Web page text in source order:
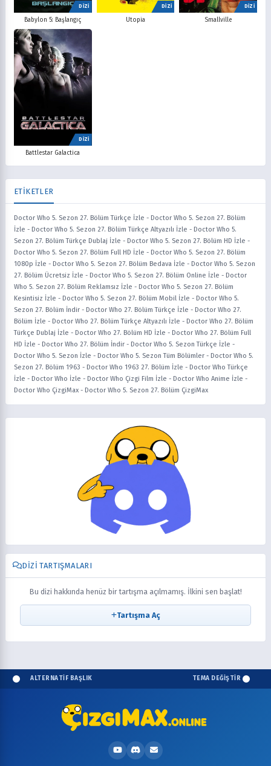
DİZİ
Babylon 5: Başlangıç
DİZİ
Utopia
DİZİ
Smallville
DİZİ
Battlestar Galactica
ETİKETLER
Doctor Who 5. Sezon 27. Bölüm Türkçe İzle - Doctor Who 5. Sezon 27. Bölüm
İzle - Doctor Who 5. Sezon 27. Bölüm Türkçe Altyazılı İzle - Doctor Who 5.
Sezon 27. Bölüm Türkçe Dublaj İzle - Doctor Who 5. Sezon 27. Bölüm HD İzle -
Doctor Who 5. Sezon 27. Bölüm Full HD İzle - Doctor Who 5. Sezon 27. Bölüm
1080p İzle - Doctor Who 5. Sezon 27. Bölüm Bedava İzle - Doctor Who 5. Sezon
27. Bölüm Ücretsiz İzle - Doctor Who 5. Sezon 27. Bölüm Online İzle - Doctor
Who 5. Sezon 27. Bölüm Reklamsız İzle - Doctor Who 5. Sezon 27. Bölüm
Kesintisiz İzle - Doctor Who 5. Sezon 27. Bölüm Mobil İzle - Doctor Who 5.
Sezon 27. Bölüm İndir - Doctor Who 27. Bölüm Türkçe İzle - Doctor Who 27.
Bölüm İzle - Doctor Who 27. Bölüm Türkçe Altyazılı İzle - Doctor Who 27. Bölüm
Türkçe Dublaj İzle - Doctor Who 27. Bölüm HD İzle - Doctor Who 27. Bölüm Full
HD İzle - Doctor Who 27. Bölüm İndir - Doctor Who 5. Sezon Türkçe İzle -
Doctor Who 5. Sezon İzle - Doctor Who 5. Sezon Tüm Bölümler - Doctor Who 5.
Sezon 27. Bölüm 1963 - Doctor Who 1963 27. Bölüm İzle - Doctor Who Türkçe
İzle - Doctor Who İzle - Doctor Who Çizgi Film İzle - Doctor Who Anime İzle -
Doctor Who ÇizgiMax - Doctor Who 5. Sezon 27. Bölüm ÇizgiMax
DIZI TARTIŞMALARI
Bu dizi hakkında henüz bir tartışma açılmamış. İlkini sen başlat!
Tartışma Aç
ALTERNATİF BAŞLIK TEMA DEĞİŞTİR